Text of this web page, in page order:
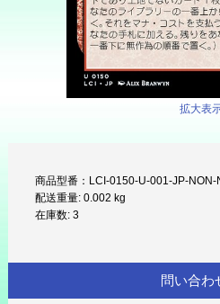
拡大表
商品型番：LCI-0150-U-001-JP-NON-
配送重量: 0.002 kg
在庫数: 3
問い合わ